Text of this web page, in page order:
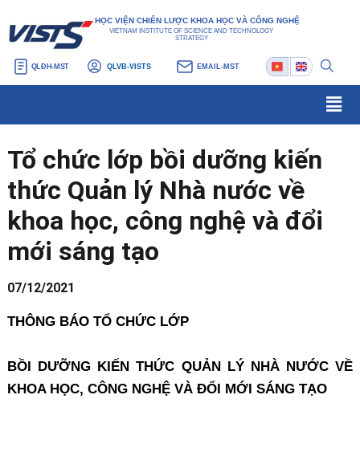
tới
nội
dung
HỌC VIỆN CHIẾN LƯỢC KHOA HỌC VÀ CÔNG NGHỆ
VIETNAM INSTITUTE OF SCIENCE AND TECHNOLOGY
STRATEGY
QLĐH-MST QLVB-VISTS EMAIL-MST
Tổ chức lớp bồi dưỡng kiến
thức Quản lý Nhà nước về
khoa học, công nghệ và đổi
mới sáng tạo
07/12/2021
THÔNG BÁO TỔ CHỨC LỚP
BỒI DƯỠNG KIẾN THỨC QUẢN LÝ NHÀ NƯỚC VỀ
KHOA HỌC, CÔNG NGHỆ VÀ ĐỔI MỚI SÁNG TẠO
hướng
bài
viết